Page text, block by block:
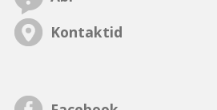
Kontaktid